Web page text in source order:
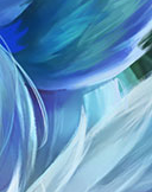
傳說城市賽
校園傳說
ACS 校園聯賽
傳說國際賽
社群自辦賽事